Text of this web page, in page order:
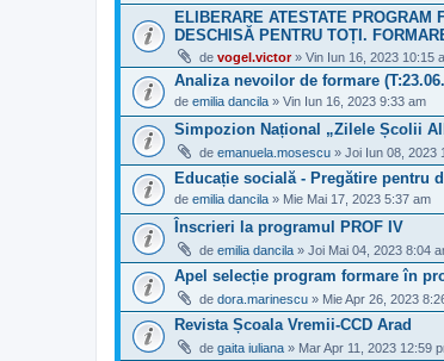
ELIBERARE ATESTATE PROGRAM
DESCHISĂ PENTRU TOȚI.
de vogel.victor» Vin Iun 16, 2023 10:15
Analiza nevoilor de formare
de emilia dancila » Vin Iun 16, 2023 9:33 am
Simpozion Național „Zilele Școlii
de emanuela.mosescu » Joi Iun 08, 2023
Educație socială - Pregătire pentru
de emilia dancila » Mie Mai 17, 2023 5:37 am
Înscrieri la programul PROF IV
de emilia dancila » Joi Mai 04, 2023 8:04
Apel selecție program formare în
de dora.marinescu » Mie Apr 26, 2023
Revista Școala Vremii-CCD Arad
de gaita iuliana » Mar Apr 11, 2023 12:59